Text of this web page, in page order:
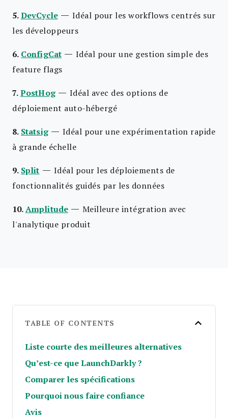
5.DevCycle — Idéal pour les workflows centrés sur
les développeurs
6. ConfigCat — Idéal pour une gestion simple des
feature flags
7.PostHog — Idéal avec des options de
déploiement auto-hébergé
8. Statsig — Idéal pour une expérimentation rapide
à grande échelle
9. Split — Idéal pour les déploiements de
fonctionnalités guidés par les données
10.Amplitude — Meilleure intégration avec
l'analytique produit
TABLE OF CONTENTS
Liste courte des meilleures alternatives
Qu’est-ce que LaunchDarkly ?
Comparer les spécifications
Pourquoi nous faire confiance
Avis